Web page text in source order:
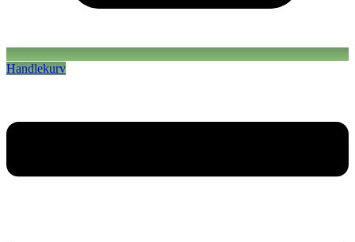
Handlekurv